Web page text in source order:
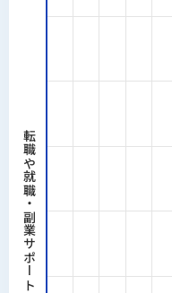
転職や就職・副業サポート